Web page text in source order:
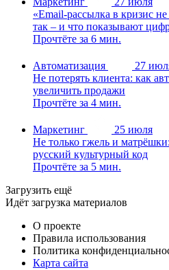
«Email-рассылка в кризис
так – и что показывают
Прочтёте за 6 мин.
Автоматизация
27
Не потерять клиента: как
увеличить продажи
Прочтёте за 4 мин.
Маркетинг
25 июля
Не только гжель и
русский культурный код
Прочтёте за 5 мин.
Загрузить ещё
Идёт загрузка материалов
О проекте
Правила использования
Политика
Карта сайта